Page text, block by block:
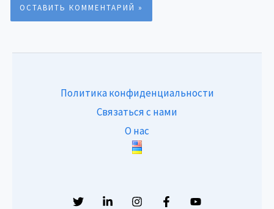
Политика конфиденциальности
Связаться с нами
О нас